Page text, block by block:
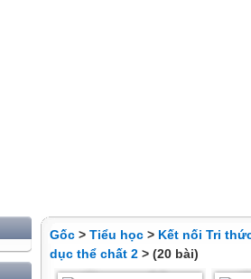
Gốc > Tiểu học > Kết nối Tri
dục thể chất 2 > (20 bài)